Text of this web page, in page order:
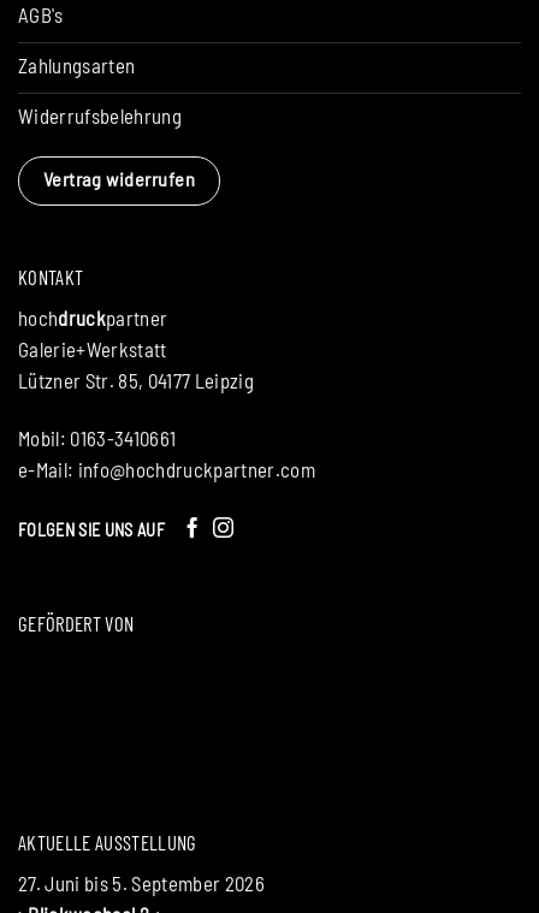
KONTAKT
hochdruckpartner
Galerie+Werkstatt
Lützner Str. 85, 04177 Leipzig
Mobil: 0163-3410661
e-Mail: info@hochdruckpartner.com
FOLGEN SIE UNS AUF
GEFÖRDERT VON
AKTUELLE AUSSTELLUNG
27. Juni bis 5. September 2026
AGB's
Zahlungsarten
Widerrufsbelehrung
Vertrag widerrufen